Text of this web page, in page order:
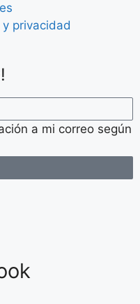
privacidad
a mi correo según